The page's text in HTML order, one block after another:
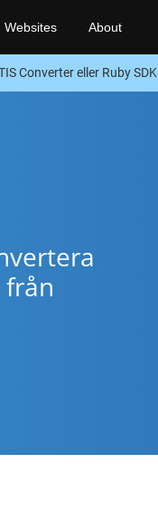
Websites About
Converter eller Ruby SDK
från